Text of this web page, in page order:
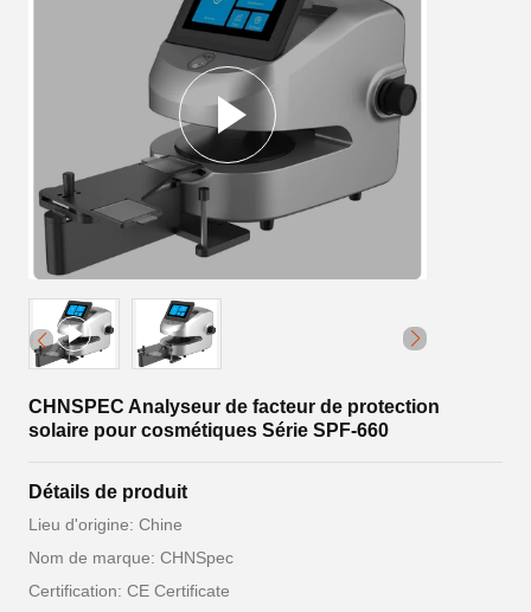
CHNSPEC Analyseur de facteur de protection
solaire pour cosmétiques Série SPF-660
Détails de produit
Lieu d'origine: Chine
Nom de marque: CHNSpec
Certification: CE Certificate